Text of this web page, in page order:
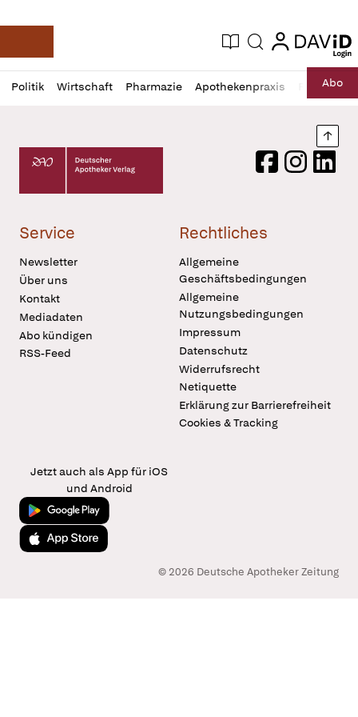
Deutsche Apotheker Zeitung
Aktuelle Ausgabe
Suche login
login
Politik Wirtschaft Pharmazie Apothekenpraxis RechtAbo
Profil
öffnen
Daz
Pur
Deutscher Apotheker Verlag Logo
FacebookInstagram
Service
Newsletter
Über uns
Kontakt
Mediadaten
Abo kündigen
RSS-Feed
Rechtliches
Allgemeine
Geschäftsbedingungen
Allgemeine
Nutzungsbedingungen
Impressum
Datenschutz
Widerrufsrecht
Netiquette
Erklärung zur Barrierefreiheit
Cookies & Tracking
Jetzt auch als App für iOS
und Android
Jetzt bei Google Play
Laden im App Store
© 2026 Deutsche Apotheker Zeitung